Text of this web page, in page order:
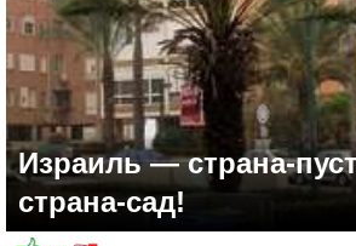
Израиль — страна-
страна-сад!